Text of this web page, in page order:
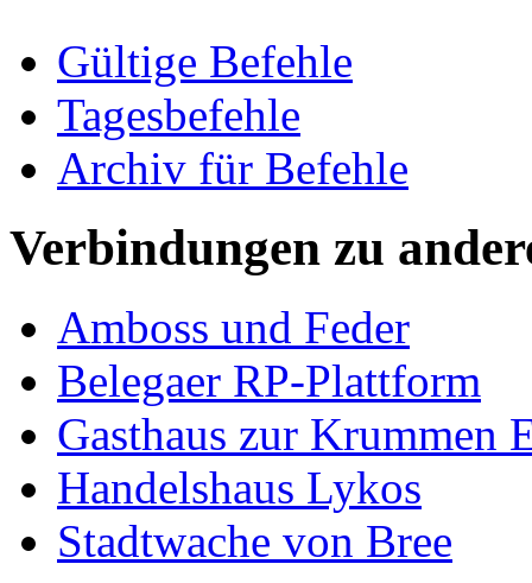
Gültige Befehle
Tagesbefehle
Archiv für Befehle
Verbindungen zu
Amboss und Feder
Belegaer RP-Plattform
Gasthaus zur Krummen
Handelshaus Lykos
Stadtwache von Bree